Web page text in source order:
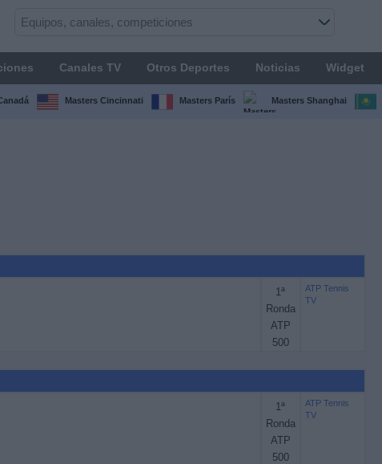
Canales TV Otros Deportes Noticias Widget
Masters Cincinnati Masters París Masters Shanghai
1ª
Ronda
ATP
500
ATP Tennis
TV
1ª
Ronda
ATP
500
ATP Tennis
TV